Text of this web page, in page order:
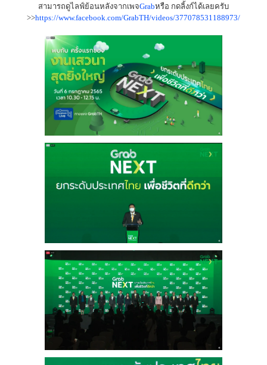
สามารถดูไลฟ์ย้อนหลังจากเพจGrabหรือ กดลิ้งก์ได้เลยครับ
>>https://www.facebook.com/GrabTH/videos/377078531188973/